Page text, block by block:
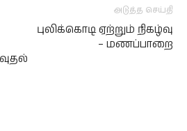
அடுத்த செய்தி
புலிக்கொடி ஏற்றும் நிகழ்வு
– மணப்பாறை